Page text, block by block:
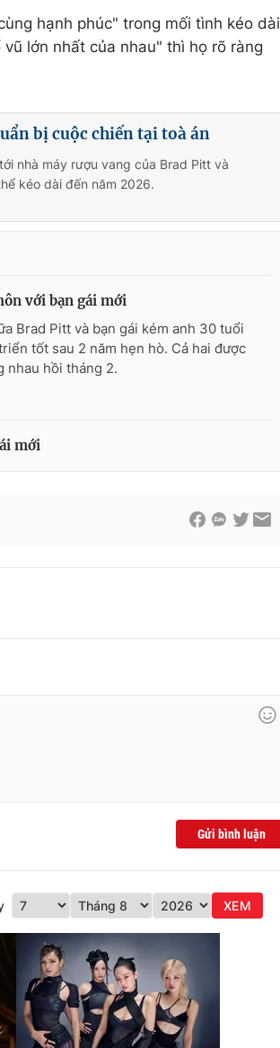
hạnh phúc" trong mối tình kéo dài
lớn nhất của nhau" thì họ rõ ràng
bị cuộc chiến tại toà án
nhà máy rượu vang của Brad Pitt và
kéo dài đến năm 2026.
với bạn gái mới
Brad Pitt và bạn gái kém anh 30 tuổi
tốt sau 2 năm hẹn hò. Cả hai được
nhau hồi tháng 2.
mới
Gửi bình luận
XEM